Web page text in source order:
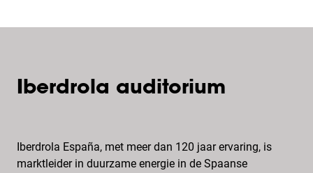
Iberdrola auditorium
Iberdrola España, met meer dan 120 jaar ervaring, is
marktleider in duurzame energie in de Spaanse